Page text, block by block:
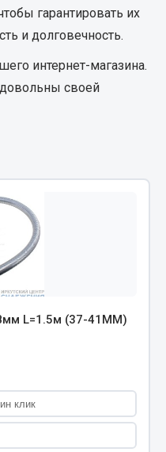
гарантировать их
и долговечность.
интернет-магазина.
своей
L=1.5м (37-41ММ)
клик